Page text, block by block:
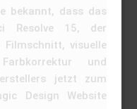
bekannt, dass das
Resolve 15, der
visuelle
und
jetzt zum
Design Website